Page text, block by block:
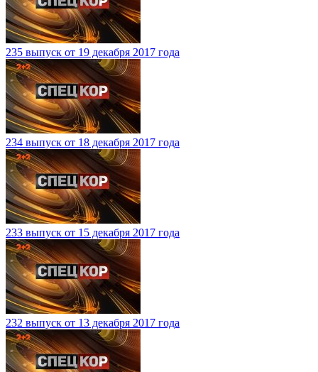
235 выпуск от 19 декабря 2017 года
234 выпуск от 18 декабря 2017 года
233 выпуск от 15 декабря 2017 года
232 выпуск от 13 декабря 2017 года